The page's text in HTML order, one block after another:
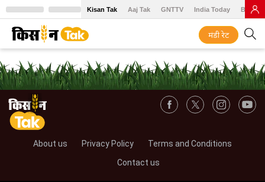
Kisan Tak Aaj Tak GNTTV India Today BT
मंडी रेट
About us Privacy Policy
Terms and Conditions
Contact us